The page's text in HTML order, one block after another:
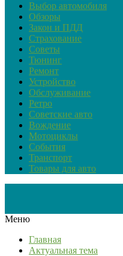
Выбор автомобиля
Обзоры
Закон и ПДД
Страхование
Советы
Тюнинг
Ремонт
Устройство
Обслуживание
Ретро
Советские авто
Вождение
Мотоциклы
События
Транспорт
Товары для авто
Меню
Главная
Актуальная тема